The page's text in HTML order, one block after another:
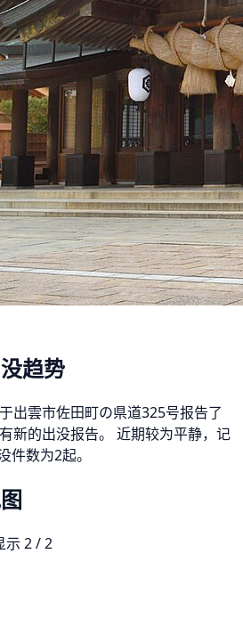
趋势
出雲市佐田町の県道325号报告了
新的出没报告。 近期较为平静，记
件数为2起。
示 2 / 2